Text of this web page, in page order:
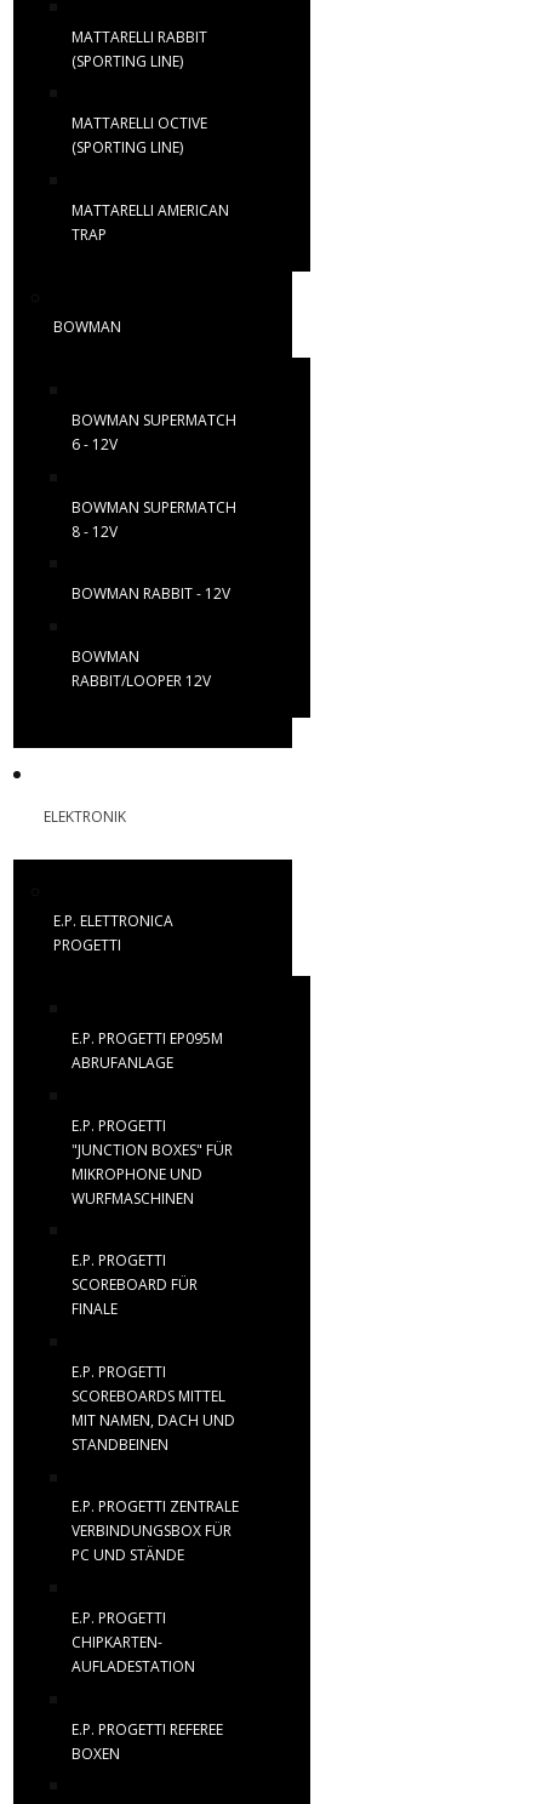
MATTARELLI RABBIT
(SPORTING LINE)
MATTARELLI OCTIVE
(SPORTING LINE)
MATTARELLI AMERICAN
TRAP
BOWMAN
BOWMAN SUPERMATCH
6 - 12V
BOWMAN SUPERMATCH
8 - 12V
BOWMAN RABBIT - 12V
BOWMAN
RABBIT/LOOPER 12V
ELEKTRONIK
E.P. ELETTRONICA
PROGETTI
E.P. PROGETTI EP095M
ABRUFANLAGE
E.P. PROGETTI
"JUNCTION BOXES" FÜR
MIKROPHONE UND
WURFMASCHINEN
E.P. PROGETTI
SCOREBOARD FÜR
FINALE
E.P. PROGETTI
SCOREBOARDS MITTEL
MIT NAMEN, DACH UND
STANDBEINEN
E.P. PROGETTI ZENTRALE
VERBINDUNGSBOX FÜR
PC UND STÄNDE
E.P. PROGETTI
CHIPKARTEN-
AUFLADESTATION
E.P. PROGETTI REFEREE
BOXEN